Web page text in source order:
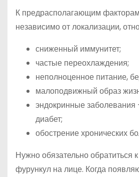
К предрасполагающим
независимо от локализации,
сниженный иммунитет;
частые переохлаждения;
неполноценное питание,
малоподвижный образ
эндокринные заболевания
диабет;
обострение хронических
Нужно обязательно обратиться
фурункул на лице. Когда